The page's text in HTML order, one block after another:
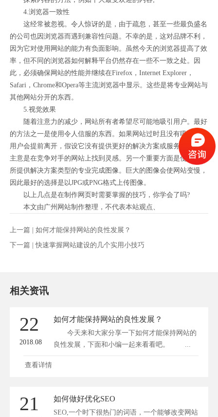
4.浏览器一致性
这经常被忽视。令人惊讶的是，由于疏忽，甚至一些最负盛名
的公司也因浏览器而遇到兼容性问题。不幸的是，这对品牌不利，
因为它对使用网站的能力有负面影响。虽然今天的浏览器提高了效
率，但不同的浏览器如何解释平台仍然存在一些不一致之处。因
此，必须确保网站的性能并继续在Firefox，Internet Explorer，
Safari，Chrome和Opera等主流浏览器中显示。这些是将专业网站与
其他网站分开的东西。
5.视觉效果
随着注意力的减少，网站所有者希望尽可能地吸引用户。最好
的方法之一是使用令人信服的东西。如果网站过时且没有吸引力，
用户会提前离开，假设它没有提供更好的解决方案或服务。一个好
主意是在竞争对手的网站上找到灵感。另一个重要方面是使用反映
所提供解决方案类型的专业完成图像。巨大的图像会使网站变慢，
因此最好的选择是以JPG或PNG格式上传图像。
以上几点是在制作网页时需要掌握的技巧，你学会了吗?
本文由广州网站制作整理，不代表本站观点、
上一篇 | 如何才能保持网站的良性发展？
下一篇 |快速掌握网站建设的几个实用小技巧
相关资讯
22
2018.08
如何才能保持网站的良性发展？
今天来和大家分享一下如何才能保持网站的
良性发展，下面和小编一起来看看吧。 ...
查看详情
21 如何做好优化SEO
SEO,一个时下很热门的词语，一个能够改变网站